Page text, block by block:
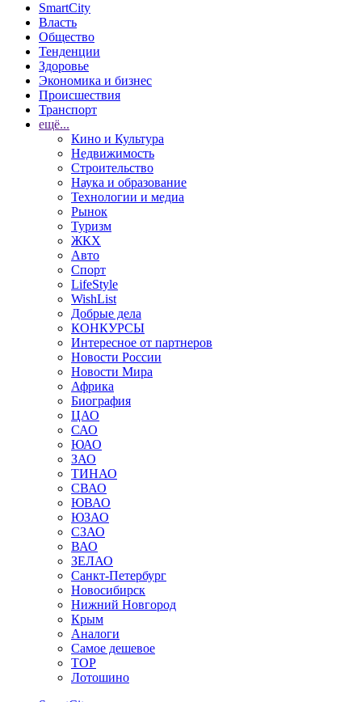
SmartCity
Власть
Общество
Тенденции
Здоровье
Экономика и бизнес
Происшествия
Транспорт
ещё...
Кино и Культура
Недвижимость
Строительство
Наука и образование
Технологии и медиа
Рынок
Туризм
ЖКХ
Авто
Спорт
LifeStyle
WishList
Добрые дела
КОНКУРСЫ
Интересное от партнеров
Новости России
Новости Мира
Африка
Биография
ЦАО
САО
ЮАО
ЗАО
ТИНАО
СВАО
ЮВАО
ЮЗАО
СЗАО
ВАО
ЗЕЛАО
Санкт-Петербург
Новосибирск
Нижний Новгород
Крым
Аналоги
Самое дешевое
TOP
Лотошино